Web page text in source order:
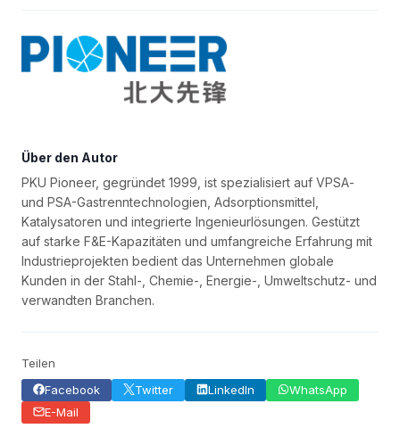
Über den Autor
PKU Pioneer, gegründet 1999, ist spezialisiert auf VPSA-
und PSA-Gastrenntechnologien, Adsorptionsmittel,
Katalysatoren und integrierte Ingenieurlösungen. Gestützt
auf starke F&E-Kapazitäten und umfangreiche Erfahrung mit
Industrieprojekten bedient das Unternehmen globale
Kunden in der Stahl-, Chemie-, Energie-, Umweltschutz- und
verwandten Branchen.
Teilen
Facebook
Twitter LinkedIn
WhatsApp
E-Mail